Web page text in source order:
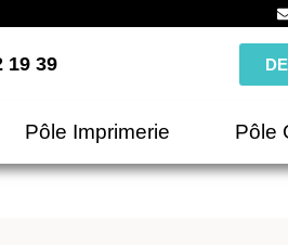
19 39
Pôle Imprimerie Pôle